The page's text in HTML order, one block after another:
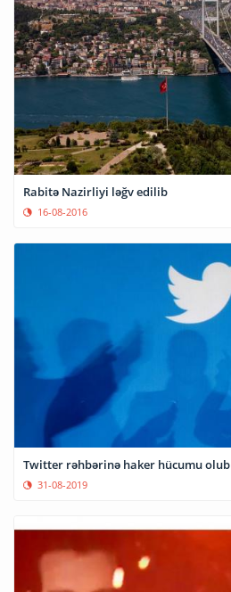
Rabitə Nazirliyi ləğv edilib
16-08-2016
Twitter rəhbərinə haker hücumu olub
31-08-2019